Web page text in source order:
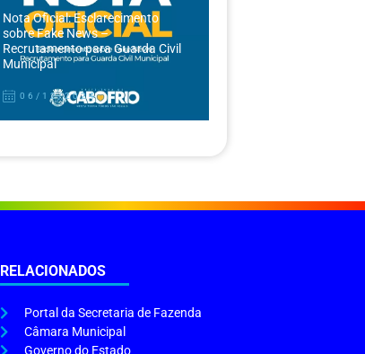
Nota Oficial: Esclarecimento
sobre Fake News –
Recrutamento para Guarda Civil
Municipal
06/12/2024
RELACIONADOS
Portal da Secretaria de Fazenda
Câmara Municipal
Governo do Estado